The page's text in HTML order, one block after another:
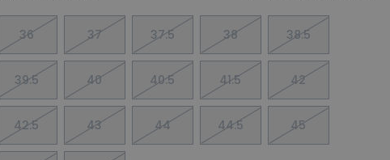
36 37 37.5 38 38.5
39.5 40 40.5 41.5 42
42.5 43 44 44.5 45